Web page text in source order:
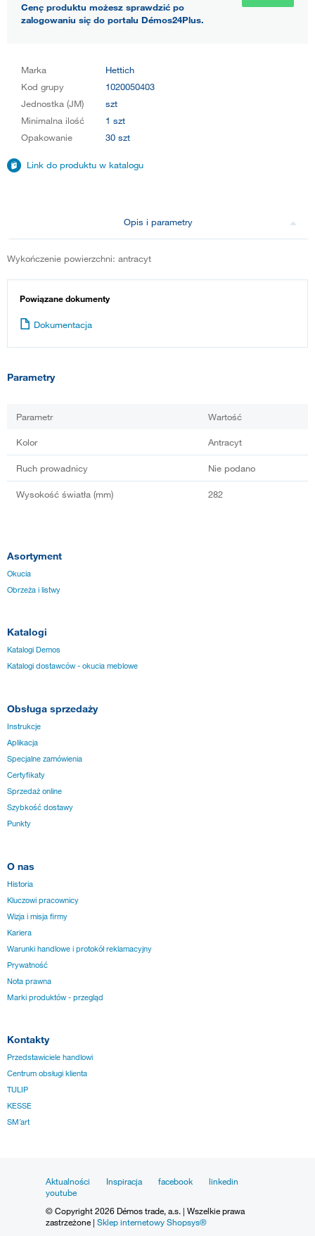
Cenę produktu możesz sprawdzić po
zalogowaniu się do portalu Démos24Plus.
Marka
Hettich
Kod grupy
1020050403
Jednostka (JM)
szt
Minimalna ilość
1 szt
Opakowanie
30 szt
Link do produktu w katalogu
Opis i parametry
Wykończenie powierzchni: antracyt
Powiązane dokumenty
Dokumentacja
Parametry
Parametr Wartość
Kolor Antracyt
Ruch prowadnicy Nie podano
Wysokość światła (mm) 282
Asortyment
Okucia
Obrzeża i listwy
Katalogi
Katalogi Demos
Katalogi dostawców - okucia meblowe
Obsługa sprzedaży
Instrukcje
Aplikacja
Specjalne zamówienia
Certyfikaty
Sprzedaż online
Szybkość dostawy
Punkty
O nas
Historia
Kluczowi pracownicy
Wizja i misja firmy
Kariera
Warunki handlowe i protokół reklamacyjny
Prywatność
Nota prawna
Marki produktów - przegląd
Kontakty
Przedstawiciele handlowi
Centrum obsługi klienta
TULIP
KESSE
SM´art
Aktualności Inspiracja facebook
linkedin
youtube
© Copyright 2026 Démos trade, a.s. | Wszelkie prawa
zastrzeżone | Sklep internetowy Shopsys®